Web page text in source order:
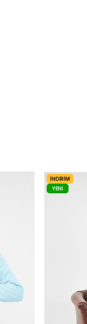
İNDIRIM
YENI